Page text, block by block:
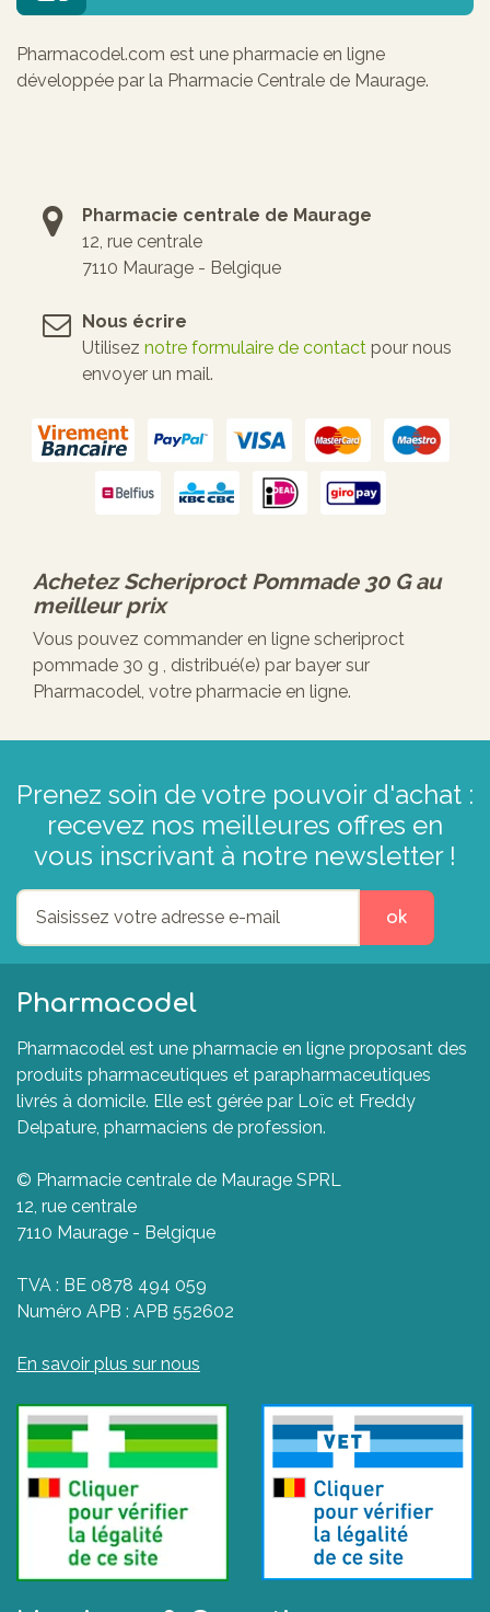
Pharmacodel.com est une pharmacie en ligne
développée par la Pharmacie Centrale de Maurage.
Pharmacie centrale de Maurage
12, rue centrale
7110 Maurage - Belgique
Nous écrire
Utilisez notre formulaire de contact pour nous
envoyer un mail.
AchetezScheriproct Pommade 30 Gau
meilleur prix
Vous pouvez commander en ligne scheriproct
pommade 30 g , distribué(e) par bayer sur
Pharmacodel, votre pharmacie en ligne.
Prenez soin de votre pouvoir d'achat :
recevez nos meilleures offres en
vous inscrivant à notre newsletter !
ok
Pharmacodel
Pharmacodel est une pharmacie en ligne proposant des
produits pharmaceutiques et parapharmaceutiques
livrés à domicile. Elle est gérée par Loïc et Freddy
Delpature, pharmaciens de profession.
© Pharmacie centrale de Maurage SPRL
12, rue centrale
7110 Maurage - Belgique
TVA : BE 0878 494 059
Numéro APB : APB 552602
En savoir plus sur nous